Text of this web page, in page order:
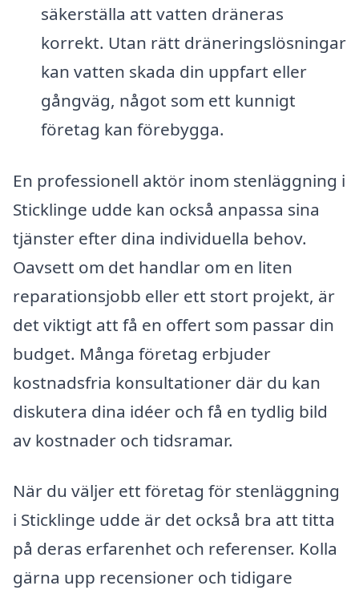
säkerställa att vatten dräneras
korrekt. Utan rätt dräneringslösningar
kan vatten skada din uppfart eller
gångväg, något som ett kunnigt
företag kan förebygga.
En professionell aktör inom stenläggning i
Sticklinge udde kan också anpassa sina
tjänster efter dina individuella behov.
Oavsett om det handlar om en liten
reparationsjobb eller ett stort projekt, är
det viktigt att få en offert som passar din
budget. Många företag erbjuder
kostnadsfria konsultationer där du kan
diskutera dina idéer och få en tydlig bild
av kostnader och tidsramar.
När du väljer ett företag för stenläggning
i Sticklinge udde är det också bra att titta
på deras erfarenhet och referenser. Kolla
gärna upp recensioner och tidigare